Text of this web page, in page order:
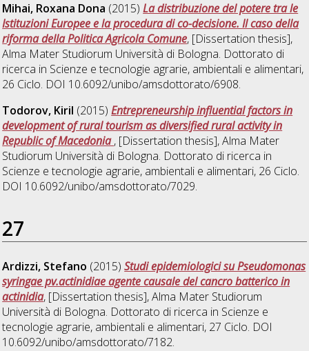
Mihai, Roxana Dona (2015)La distribuzione del potere tra le
Istituzioni Europee e la procedura di co-decisione. Il caso della
riforma della Politica Agricola Comune, [Dissertation thesis],
Alma Mater Studiorum Università di Bologna. Dottorato di
ricerca in Scienze e tecnologie agrarie, ambientali e alimentari,
26 Ciclo. DOI 10.6092/unibo/amsdottorato/6908.
Todorov, Kiril (2015)Entrepreneurship influential factors in
development of rural tourism as diversified rural activity in
Republic of Macedonia, [Dissertation thesis], Alma Mater
Studiorum Università di Bologna. Dottorato di ricerca in
Scienze e tecnologie agrarie, ambientali e alimentari, 26 Ciclo.
DOI 10.6092/unibo/amsdottorato/7029.
27
Ardizzi, Stefano (2015)Studi epidemiologici su Pseudomonas
syringae pv.actinidiae agente causale del cancro batterico in
actinidia, [Dissertation thesis], Alma Mater Studiorum
Università di Bologna. Dottorato di ricerca in Scienze e
tecnologie agrarie, ambientali e alimentari, 27 Ciclo. DOI
10.6092/unibo/amsdottorato/7182.